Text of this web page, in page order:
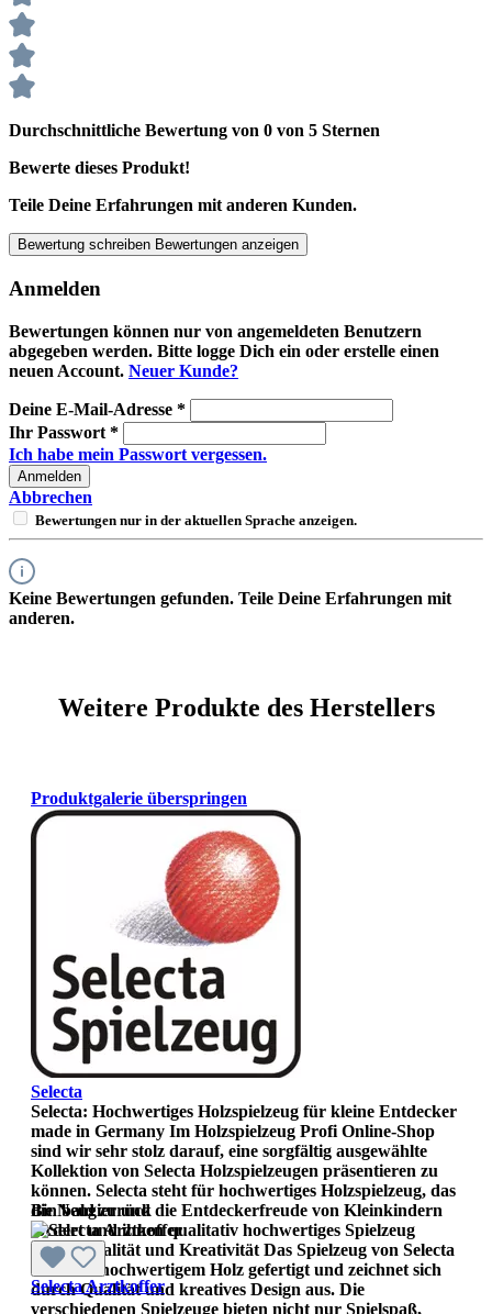
Durchschnittliche Bewertung von 0 von 5 Sternen
Bewerte dieses Produkt!
Teile Deine Erfahrungen mit anderen Kunden.
Bewertung schreiben Bewertungen anzeigen
Anmelden
Bewertungen können nur von angemeldeten Benutzern
abgegeben werden. Bitte logge Dich ein oder erstelle einen
neuen Account. Neuer Kunde?
Deine E-Mail-Adresse *
Ihr Passwort *
Ich habe mein Passwort vergessen.
Anmelden
Abbrechen
Bewertungen nur in der aktuellen Sprache anzeigen.
Keine Bewertungen gefunden. Teile Deine Erfahrungen mit
anderen.
Weitere Produkte des Herstellers
Produktgalerie überspringen
Selecta
Selecta: Hochwertiges Holzspielzeug für kleine Entdecker
made in Germany Im Holzspielzeug Profi Online-Shop
sind wir sehr stolz darauf, eine sorgfältig ausgewählte
Kollektion von Selecta Holzspielzeugen präsentieren zu
können. Selecta steht für hochwertiges Holzspielzeug, das
die Neugier und die Entdeckerfreude von Kleinkindern
fördert und ihnen qualitativ hochwertiges Spielzeug
bietet. Qualität und Kreativität Das Spielzeug von Selecta
wird aus hochwertigem Holz gefertigt und zeichnet sich
durch Qualität und kreatives Design aus. Die
verschiedenen Spielzeuge bieten nicht nur Spielspaß,
Bin bald zurück
Selecta Arztkoffer